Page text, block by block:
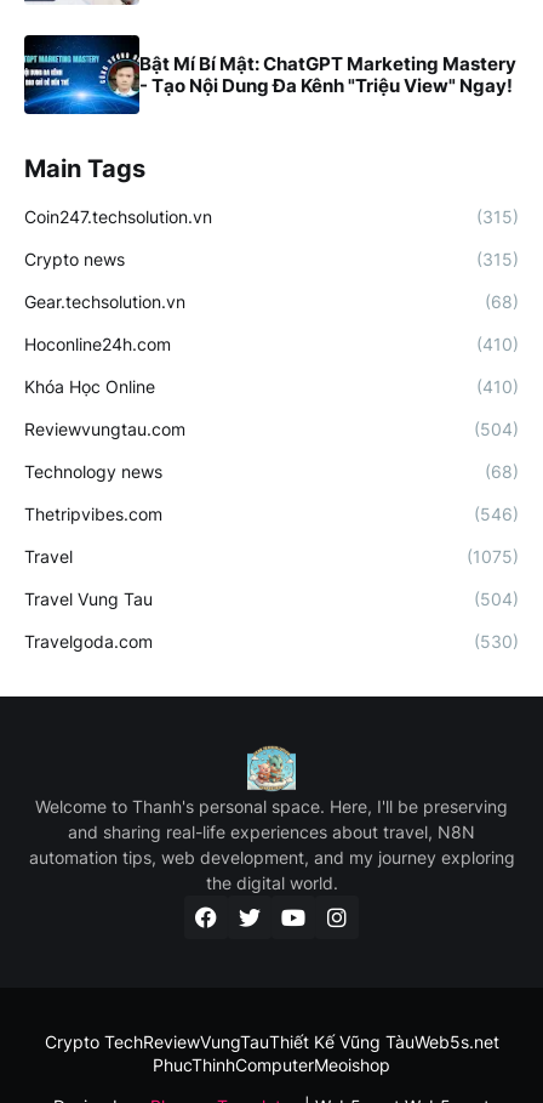
Bật Mí Bí Mật: ChatGPT Marketing Mastery
- Tạo Nội Dung Đa Kênh "Triệu View" Ngay!
Main Tags
Coin247.techsolution.vn (315)
Crypto news (315)
Gear.techsolution.vn (68)
Hoconline24h.com (410)
Khóa Học Online (410)
Reviewvungtau.com (504)
Technology news (68)
Thetripvibes.com (546)
Travel (1075)
Travel Vung Tau (504)
Travelgoda.com (530)
Welcome to Thanh's personal space. Here, I'll be preserving
and sharing real-life experiences about travel, N8N
automation tips, web development, and my journey exploring
the digital world.
Crypto TechReviewVungTauThiết Kế Vũng TàuWeb5s.net
PhucThinhComputerMeoishop